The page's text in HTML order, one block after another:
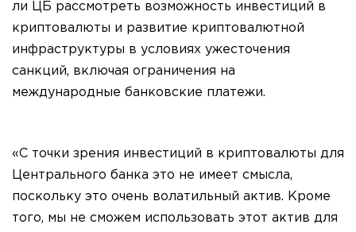
ли ЦБ рассмотреть возможность инвестиций в
криптовалюты и развитие криптовалютной
инфраструктуры в условиях ужесточения
санкций, включая ограничения на
международные банковские платежи.
«С точки зрения инвестиций в криптовалюты для
Центрального банка это не имеет смысла,
поскольку это очень волатильный актив. Кроме
того, мы не сможем использовать этот актив для